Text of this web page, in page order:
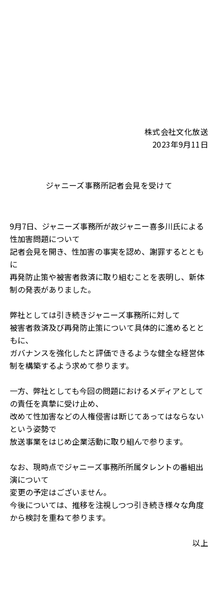
株式会社文化放送
2023年9月11日
ジャニーズ事務所記者会見を受けて
9月7日、ジャニーズ事務所が故ジャニー喜多川氏による
性加害問題について
記者会見を開き、性加害の事実を認め、謝罪するととも
に
再発防止策や被害者救済に取り組むことを表明し、新体
制の発表がありました。
弊社としては引き続きジャニーズ事務所に対して
被害者救済及び再発防止策について具体的に進めるとと
もに、
ガバナンスを強化したと評価できるような健全な経営体
制を構築するよう求めて参ります。
一方、弊社としても今回の問題におけるメディアとして
の責任を真摯に受け止め、
改めて性加害などの人権侵害は断じてあってはならない
という姿勢で
放送事業をはじめ企業活動に取り組んで参ります。
なお、現時点でジャニーズ事務所所属タレントの番組出
演について
変更の予定はございません。
今後については、推移を注視しつつ引き続き様々な角度
から検討を重ねて参ります。
以上